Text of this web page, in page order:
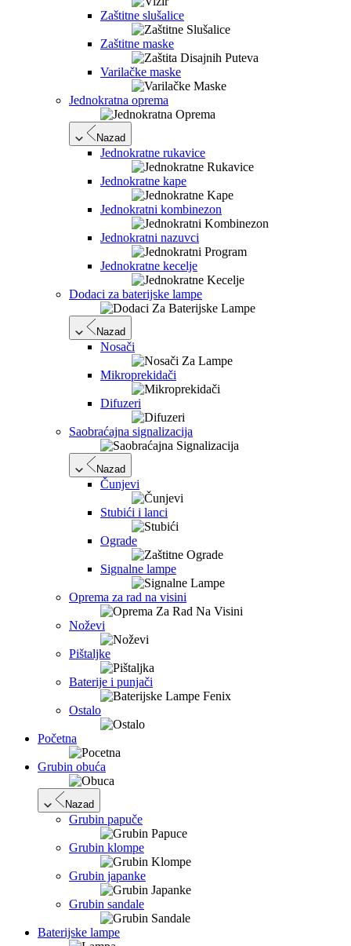
Zaštitne slušalice
Zaštitne maske
Varilačke maske
Jednokratna oprema
Nazad
Jednokratne rukavice
Jednokratne kape
Jednokratni kombinezon
Jednokratni nazuvci
Jednokratne kecelje
Dodaci za baterijske lampe
Nazad
Nosači
Mikroprekidači
Difuzeri
Saobraćajna signalizacija
Nazad
Čunjevi
Stubići i lanci
Ograde
Signalne lampe
Oprema za rad na visini
Noževi
Pištaljke
Baterije i punjači
Ostalo
Početna
Grubin obuća
Nazad
Grubin papuče
Grubin klompe
Grubin japanke
Grubin sandale
Baterijske lampe